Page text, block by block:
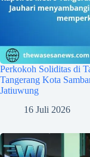
Perkokoh Soliditas di
Tangerang Kota
Jatiuwung
16 Juli 2026